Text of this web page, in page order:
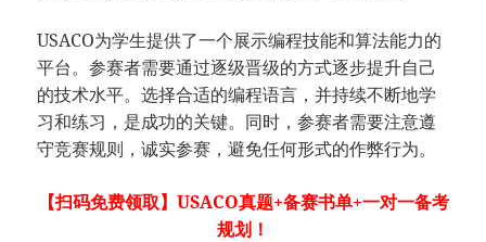
USACO为学生提供了一个展示编程技能和算法能力的
平台。参赛者需要通过逐级晋级的方式逐步提升自己
的技术水平。选择合适的编程语言，并持续不断地学
习和练习，是成功的关键。同时，参赛者需要注意遵
守竞赛规则，诚实参赛，避免任何形式的作弊行为。
【扫码免费领取】USACO真题+备赛书单+一对一备考
规划！